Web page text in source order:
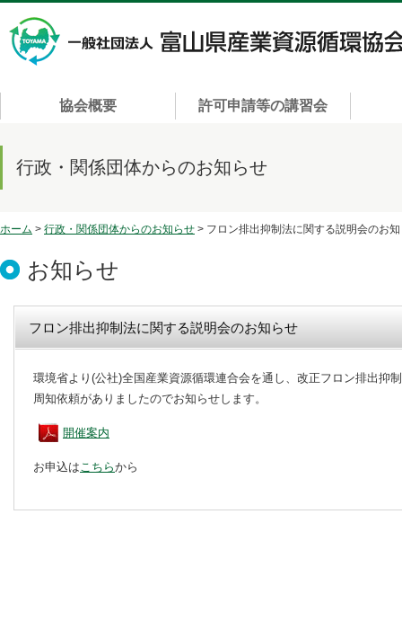
協会概要 許可申請等の講習会
行政・関係団体からのお知らせ
ホーム > 行政・関係団体からのお知らせ > フロン排出抑制法に関する説明会のお
お知らせ
フロン排出抑制法に関する説明会のお知らせ
環境省より(公社)全国産業資源循環連合会を通し、改正フロン排出抑
周知依頼がありましたのでお知らせします。
開催案内
お申込はこちらから